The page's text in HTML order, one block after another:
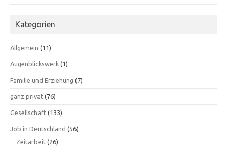
Kategorien
Allgemein (11)
Augenblickswerk (1)
Familie und Erziehung (7)
ganz privat (76)
Gesellschaft (133)
Job in Deutschland (56)
Zeitarbeit (26)